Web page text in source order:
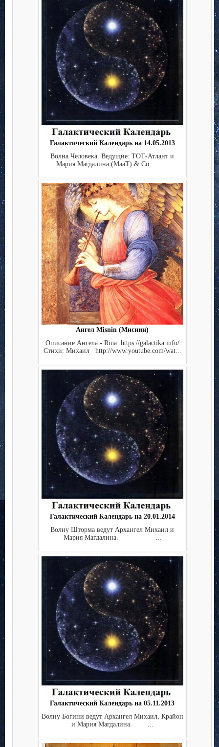
Галактический Календарь на 14.05.2013
Волна Человека. Ведущие: ТОТ-Атлант и
Мария Магдалина (МааТ) & Co ...
Ангел Misnin (Миснин)
Описание Ангела - Rina https://galactika.info/
Стихи: Михаил http://www.youtube.com/wat...
Галактический Календарь на 20.01.2014
Волну Шторма ведут Архангел Михаил и
Мария Магдалина. ...
Галактический Календарь на 05.11.2013
Волну Богини ведут Архангел Михаил, Крайон
и Мария Магдалина. ...